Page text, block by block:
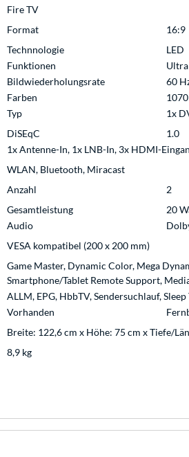
Fire TV
Format
16:9
Technnologie
LED
Funktionen
Bildwiederholungsrate
60
Farben
Typ
1x
DiSEqC
1.0
1x Antenne-In, 1x LNB-In, 3x HDMI-
WLAN, Bluetooth, Miracast
Anzahl
2
Gesamtleistung
20
Audio
VESA kompatibel (200 x 200 mm)
Game Master, Dynamic Color, Mega
Smartphone/Tablet Remote Support,
ALLM, EPG, HbbTV, Sendersuchlauf,
Vorhanden
Breite: 122,6 cm x Höhe: 75 cm x Tiefe/
8,9 kg